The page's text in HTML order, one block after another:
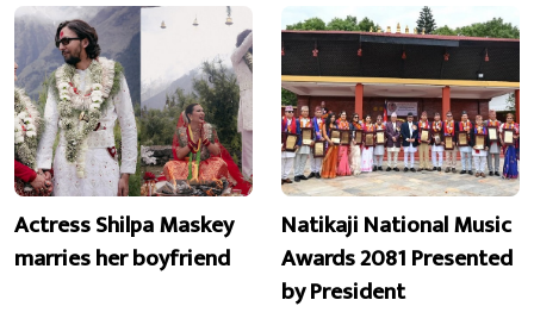
Actress Shilpa Maskey
marries her boyfriend
Natikaji National Music
Awards 2081 Presented
by President